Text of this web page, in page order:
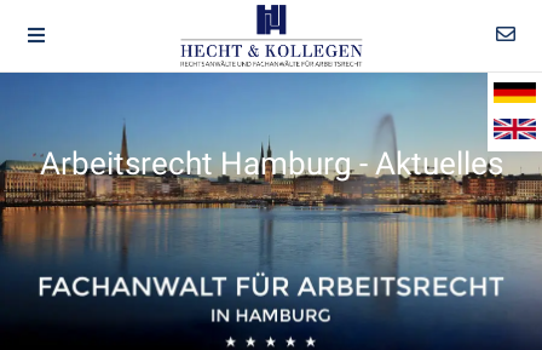
Arbeitsrecht Hamburg - Aktuelles